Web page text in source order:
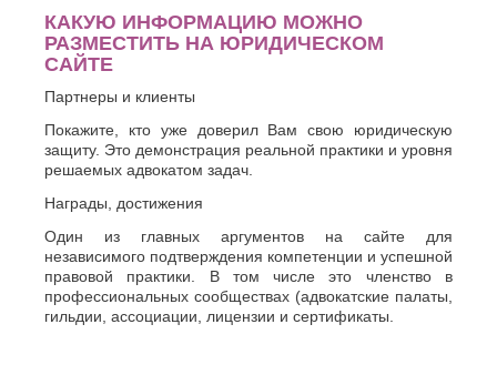
КАКУЮ ИНФОРМАЦИЮ МОЖНО
РАЗМЕСТИТЬ НА ЮРИДИЧЕСКОМ
САЙТЕ
Партнеры и клиенты
Покажите, кто уже доверил Вам свою юридическую
защиту. Это демонстрация реальной практики и уровня
решаемых адвокатом задач.
Награды, достижения
Один из главных аргументов на сайте для
независимого подтверждения компетенции и успешной
правовой практики. В том числе это членство в
профессиональных сообществах (адвокатские палаты,
гильдии, ассоциации, лицензии и сертификаты.